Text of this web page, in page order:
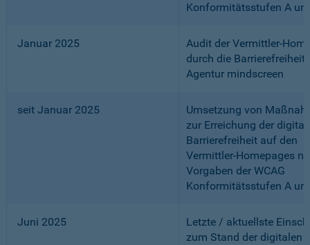
Konformitätsstufen A
Januar 2025
Audit der Vermittler-
durch die
Agentur mindscreen
seit Januar 2025
Umsetzung von
zur Erreichung der
Barrierefreiheit auf den
Vermittler-Homepages
Vorgaben der WCAG
Konformitätsstufen A
Juni 2025
Letzte / aktuellste
zum Stand der digitalen